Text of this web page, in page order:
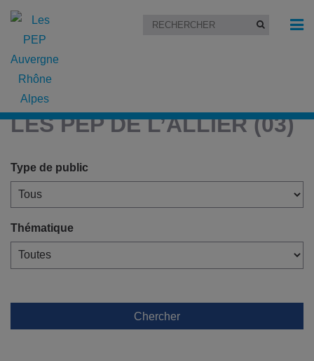
Accueil»
LES PEP DE L’ALLIER (03)
Type de public
Thématique
Chercher